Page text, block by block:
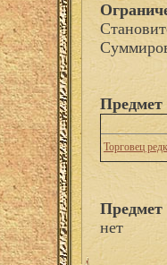
Предмет
Торговец
Предмет
нет